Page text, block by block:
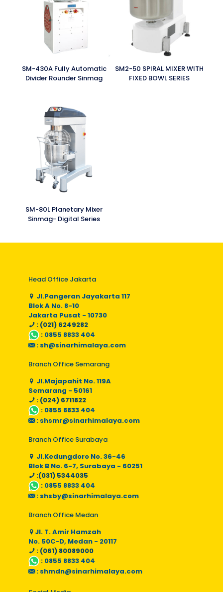
SM-430A Fully Automatic
Divider Rounder Sinmag
SM2-50 SPIRAL MIXER WITH
FIXED BOWL SERIES
SM-80L Planetary Mixer
Sinmag- Digital Series
Head Office Jakarta
Jl.Pangeran Jayakarta 117
Blok A No. 8-10
Jakarta Pusat - 10730
: (021) 6249282
: 0855 8833 404
: sh@sinarhimalaya.com
Branch Office Semarang
Jl.Majapahit No. 119A
Semarang - 50161
: (024) 6711822
: 0855 8833 404
: shsmr@sinarhimalaya.com
Branch Office Surabaya
Jl.Kedungdoro No. 36-46
Blok B No. 6-7, Surabaya - 60251
:(031) 5344035
: 0855 8833 404
: shsby@sinarhimalaya.com
Branch Office Medan
Jl. T. Amir Hamzah
No. 50C-D, Medan - 20117
: (061) 80089000
: 0855 8833 404
: shmdn@sinarhimalaya.com